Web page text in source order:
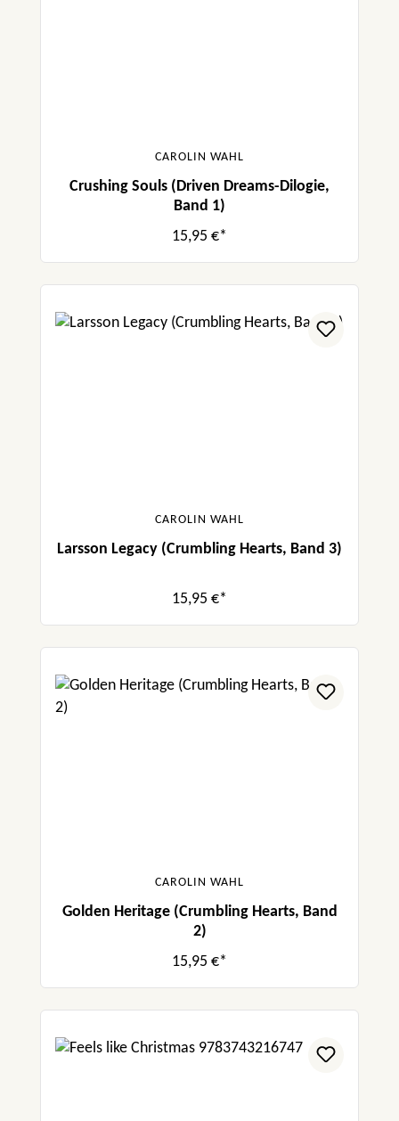
CAROLIN WAHL
Crushing Souls (Driven Dreams-Dilogie,
Band 1)
15,95 €*
CAROLIN WAHL
Larsson Legacy (Crumbling Hearts, Band 3)
15,95 €*
CAROLIN WAHL
Golden Heritage (Crumbling Hearts, Band
2)
15,95 €*